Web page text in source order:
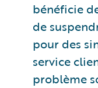
bénéficie
de
pour des
service
problème